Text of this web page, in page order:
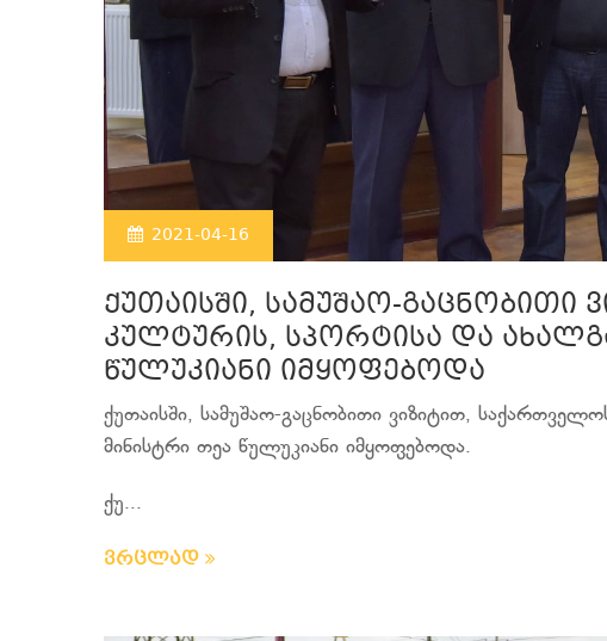
2021-04-16
ქუთაისში, სამუშაო-
კულტურის, სპორტისა და
წულუკიანი იმყოფებოდა
ქუთაისში, სამუშაო-გაცნობითი ვიზიტით,
მინისტრი თეა წულუკიანი იმყოფებოდა.
ქუ...
ვრცლად